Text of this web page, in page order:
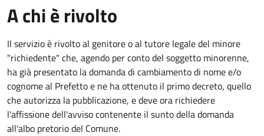
A chi è rivolto
Il servizio è rivolto al genitore o al tutore legale del minore
"richiedente" che, agendo per conto del soggetto minorenne,
ha già presentato la domanda di cambiamento di nome e/o
cognome al Prefetto e ne ha ottenuto il primo decreto, quello
che autorizza la pubblicazione, e deve ora richiedere
l'affissione dell'avviso contenente il sunto della domanda
all'albo pretorio del Comune.